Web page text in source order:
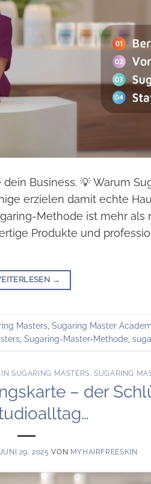
Business. 💡 Warum
erzielen damit echte
Methode ist mehr als
Produkte und
→
Masters Sugaring Master
Sugaring-Master-Methode
SUGARING MASTERS,SUGARING
– der
JUNI 29, 2025 VON MYHAIRFREESKIN